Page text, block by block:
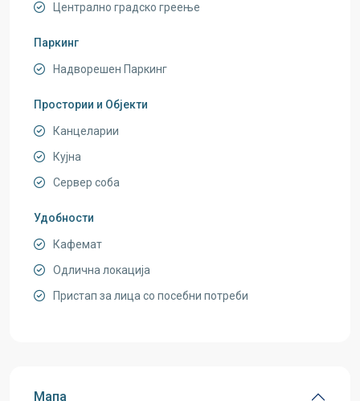
Централно градско греење
Паркинг
Надворешен Паркинг
Простории и Објекти
Канцеларии
Кујна
Сервер соба
Удобности
Кафемат
Одлична локација
Пристап за лица со посебни потреби
Мапа